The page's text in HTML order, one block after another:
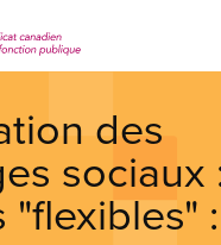
des
sociaux
"flexibles"